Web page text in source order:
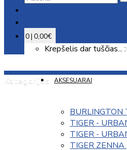
0 | 0,00€
Krepšelis dar tuščias...
Kategorijos AKSESUARAI
TIGER -
TIGER -
TIGER ZENNA